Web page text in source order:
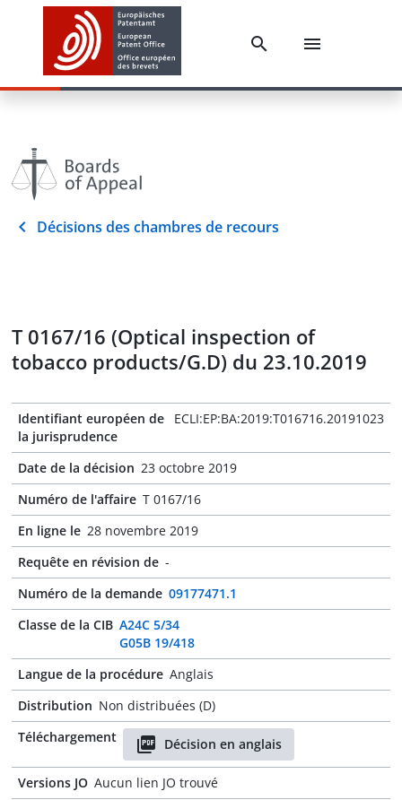
Décisions des chambres de recours
T 0167/16 (Optical inspection of
tobacco products/G.D) du 23.10.2019
Identifiant européen de
la jurisprudence
ECLI:EP:BA:2019:T016716.20191023
Date de la décision 23 octobre 2019
Numéro de l'affaire T 0167/16
En ligne le 28 novembre 2019
Requête en révision de -
Numéro de la demande 09177471.1
Classe de la CIB A24C 5/34
G05B 19/418
Langue de la procédure Anglais
Distribution Non distribuées (D)
Téléchargement
Décision en anglais
Versions JO Aucun lien JO trouvé